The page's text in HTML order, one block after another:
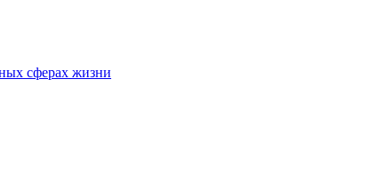
сферах жизни